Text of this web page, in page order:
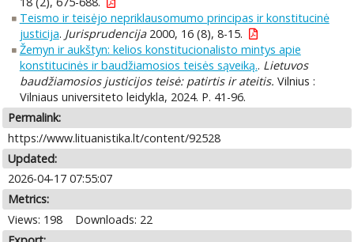
Teismo ir teisėjo nepriklausomumo principas ir konstitucinė
justicija. Jurisprudencija2000, 16 (8), 8-15.
Žemyn ir aukštyn: kelios konstitucionalisto mintys apie
konstitucinės ir baudžiamosios teisės sąveiką.. Lietuvos
baudžiamosios justicijos teisė: patirtis ir ateitis. Vilnius :
Vilniaus universiteto leidykla, 2024. P. 41-96.
Permalink:
https://www.lituanistika.lt/content/92528
Updated:
2026-04-17 07:55:07
Metrics:
Views: 198
Downloads: 22